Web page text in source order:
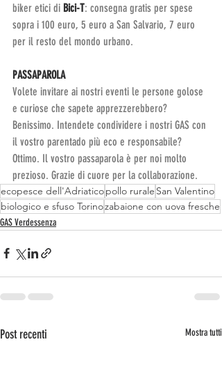
biker etici di Bici-T: consegna gratis per spese
sopra i 100 euro, 5 euro a San Salvario, 7 euro
per il resto del mondo urbano.
PASSAPAROLA
Volete invitare ai nostri eventi le persone golose
e curiose che sapete apprezzerebbero?
Benissimo. Intendete condividere i nostri GAS con
il vostro parentado più eco e responsabile?
Ottimo. Il vostro passaparola è per noi molto
prezioso. Grazie di cuore per la collaborazione.
ecopesce dell'Adriaticopollo rurale San Valentino
biologico e sfuso Torinozabaione con uova fresche
GAS Verdessenza
Post recenti Mostra tutti